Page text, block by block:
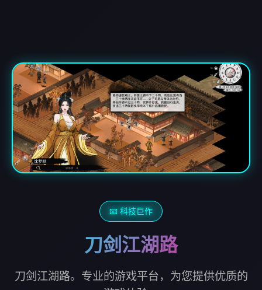
📧 科技巨作
刀剑江湖路
刀剑江湖路。专业的游戏平台，为您提供优质的